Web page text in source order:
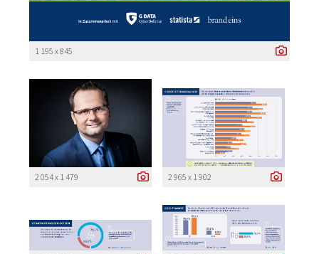
1 195 x 845
2 054 x 1 479 2 965 x 1 902